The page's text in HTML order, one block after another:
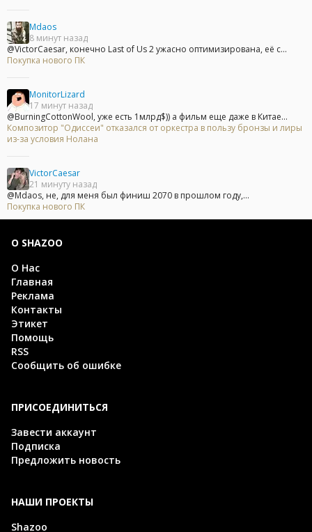
Mdaos
8 минут назад
@VictorCaesar, конечно Last of Us 2 ужасно оптимизирована, её с...
Покупка нового ПК
MonitorLizard
17 минут назад
@BurningCottonWool, уже есть 1млрд$)) а фильм еще даже в Китае...
Композитор "Одиссеи" отказался от оркестра в пользу бронзы и лиры
из-за условия Нолана
VictorCaesar
21 минуту назад
@Mdaos, не, для меня был финиш 2070 в прошлом году,...
Покупка нового ПК
О SHAZOO
О Нас
Главная
Реклама
Контакты
Этикет
Помощь
RSS
Сообщить об ошибке
ПРИСОЕДИНИТЬСЯ
Завести аккаунт
Подписка
Предложить новость
НАШИ ПРОЕКТЫ
Shazoo